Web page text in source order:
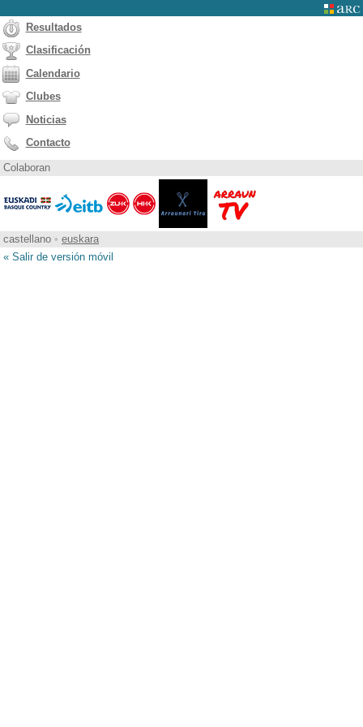
Resultados
Clasificación
Calendario
Clubes
Noticias
Contacto
Colaboran
castellano • euskara
« Salir de versión móvil